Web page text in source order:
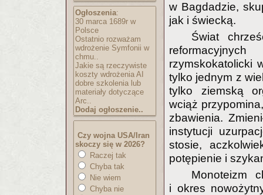
Ogłoszenia:
30 marca 1689r w
Polsce
Ostatnio rozważam
wdrożenie Symfonii w
chmu..
Jakie są rzeczywiste
koszty wdrożenia AI
dobre szkolenia lub
materiały dotyczące
Arc..
Dodaj ogłoszenie..
Czy wojna USA/Iran
skoczy się w 2026?
Raczej tak
Chyba tak
Nie wiem
Chyba nie
w Bagdadzie,
jak i świecką.
Świat
rzymskokatolicki
tylko jednym z
tylko ziemską
wciąż
zbawienia.
instytucji
stosie,
potępienie i
Monoteizm
i okres